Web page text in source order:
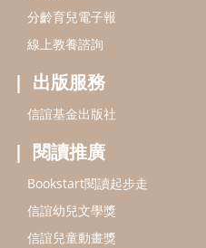
分齡育兒電子報
線上教養諮詢
出版服務
信誼基金出版社
閱讀推廣
Bookstart閱讀起步走
信誼幼兒文學獎
信誼兒童動畫獎